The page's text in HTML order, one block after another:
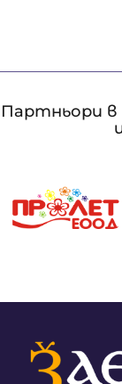
Партньори в